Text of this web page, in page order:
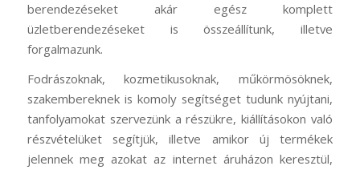
berendezéseket akár egész komplett
üzletberendezéseket is összeállítunk, illetve
forgalmazunk.
Fodrászoknak, kozmetikusoknak, műkörmösöknek,
szakembereknek is komoly segítséget tudunk nyújtani,
tanfolyamokat szervezünk a részükre, kiállításokon való
részvételüket segítjük, illetve amikor új termékek
jelennek meg azokat az internet áruházon keresztül,